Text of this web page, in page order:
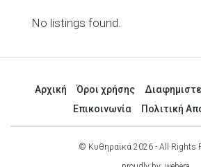
No listings found.
Αρχική Όροι χρήσης
Επικοινωνία
Πολιτική
© Κυθηραϊκά 2026 - All Rights